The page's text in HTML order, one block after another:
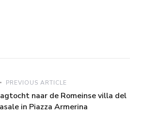
PREVIOUS ARTICLE
naar de Romeinse villa del
in Piazza Armerina